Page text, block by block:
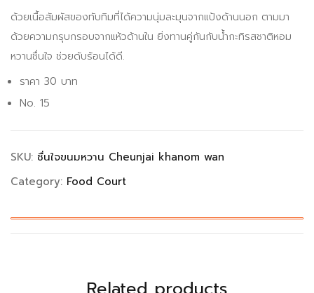
ด้วยเนื้อสัมผัสของทับทิมที่ได้ความนุ่มละมุนจากแป้งด้านนอก ตามมา
ด้วยความกรุบกรอบจากแห้วด้านใน ยิ่งทานคู่กันกับน้ำกะทิรสชาติหอม
หวานชื่นใจ ช่วยดับร้อนได้ดี.
ราคา 30 บาท
No. 15
SKU: ชื่นใจขนมหวาน Cheunjai khanom wan
Category: Food Court